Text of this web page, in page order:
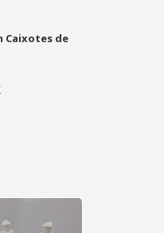
Caixotes de